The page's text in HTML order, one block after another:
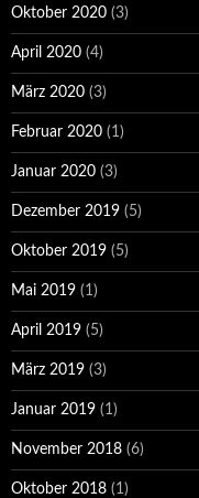
Oktober 2020 (3)
April 2020 (4)
März 2020 (3)
Februar 2020 (1)
Januar 2020 (3)
Dezember 2019 (5)
Oktober 2019 (5)
Mai 2019 (1)
April 2019 (5)
März 2019 (3)
Januar 2019 (1)
November 2018 (6)
Oktober 2018 (1)